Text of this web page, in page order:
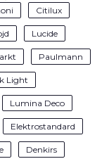
Citilux
Lucide
Paulmann
Light
Lumina Deco
Elektrostandard
Denkirs